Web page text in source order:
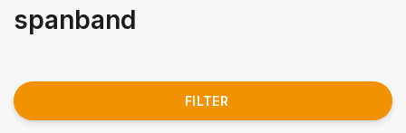
spanband
FILTER